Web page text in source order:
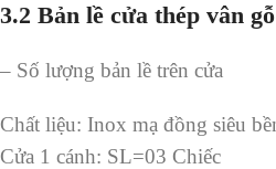
3.2 Bản lề cửa thép vân gỗ
– Số lượng bản lề trên cửa
Chất liệu: Inox mạ đồng siêu
Cửa 1 cánh: SL=03 Chiếc